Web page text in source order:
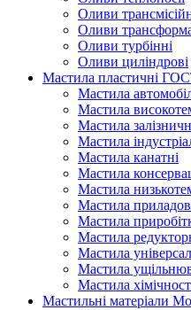
Оливи
Оливи
Оливи турбінні
Оливи циліндрові
Мастила пластичні
Мастила
Мастила
Мастила
Мастила
Мастила канатні
Мастила
Мастила
Мастила
Мастила
Мастила
Мастила
Мастила
Мастила
Мастильні матеріали